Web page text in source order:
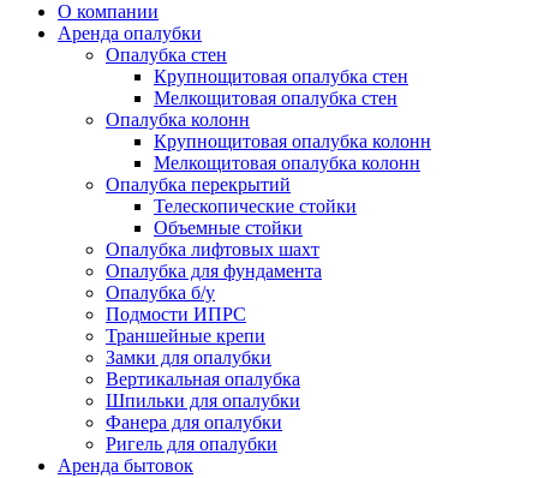
О компании
Аренда опалубки
Опалубка стен
Крупнощитовая опалубка стен
Мелкощитовая опалубка стен
Опалубка колонн
Крупнощитовая опалубка колонн
Мелкощитовая опалубка колонн
Опалубка перекрытий
Телескопические стойки
Объемные стойки
Опалубка лифтовых шахт
Опалубка для фундамента
Опалубка б/у
Подмости ИПРС
Траншейные крепи
Замки для опалубки
Вертикальная опалубка
Шпильки для опалубки
Фанера для опалубки
Ригель для опалубки
Аренда бытовок